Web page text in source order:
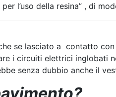
l’uso della resina” , di
se lasciato a contatto
i circuiti elettrici inglobati
senza dubbio anche il